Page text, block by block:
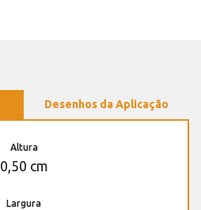
Desenhos da Aplicação
Altura
0,50 cm
Largura